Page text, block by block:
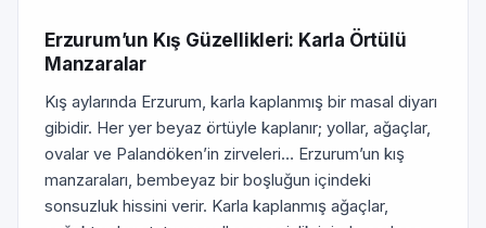
Erzurum’un Kış Güzellikleri: Karla Örtülü
Manzaralar
Kış aylarında Erzurum, karla kaplanmış bir masal diyarı
gibidir. Her yer beyaz örtüyle kaplanır; yollar, ağaçlar,
ovalar ve Palandöken’in zirveleri… Erzurum’un kış
manzaraları, bembeyaz bir boşluğun içindeki
sonsuzluk hissini verir. Karla kaplanmış ağaçlar,